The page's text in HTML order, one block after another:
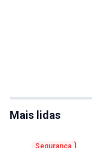
Mais lidas
Segurança